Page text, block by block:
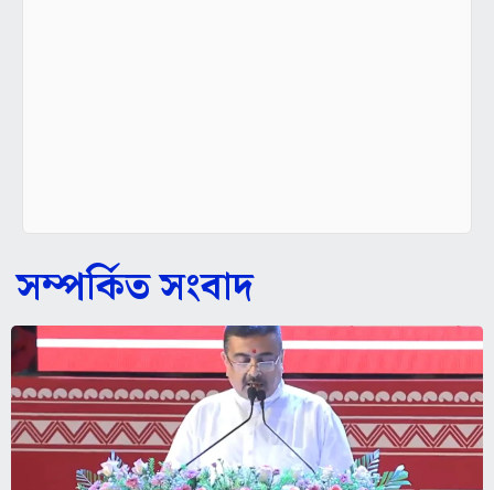
সম্পর্কিত সংবাদ